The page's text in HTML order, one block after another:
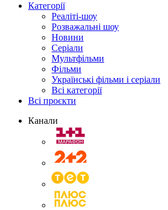
Категорії
Реаліті-шоу
Розважальні шоу
Новини
Серіали
Мультфільми
Фільми
Українські фільми і серіали
Всі категорії
Всі проєкти
Канали